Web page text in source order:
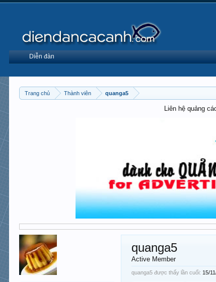
Trang chủ Thành viên quanga5
Liên hệ quảng
quanga5
Active Member
quanga5 được thấy lần cuối: 15/
Diễn đàn